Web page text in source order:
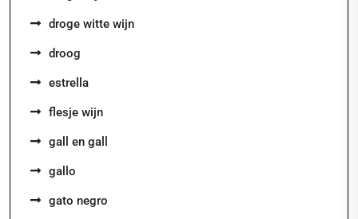
droge witte wijn
droog
estrella
flesje wijn
gall en gall
gallo
gato negro